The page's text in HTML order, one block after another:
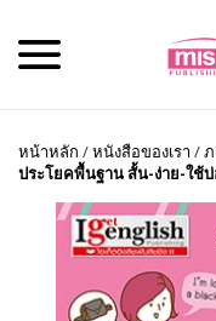
หน้าหลัก /หนังสือของเรา /
ประโยคพื้นฐาน สั้น-ง่าย-ใช้